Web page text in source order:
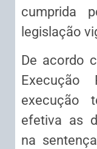
cumprida
legislação
De acordo
execução
efetiva as
na